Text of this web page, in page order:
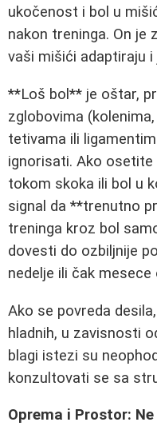
ukočenost i bol u
nakon treninga. On je
vaši mišići adaptiraju i
**Loš bol** je oštar,
zglobovima
tetivama ili
ignorisati. Ako
tokom skoka ili bol u
signal da **trenutno
treninga kroz bol
dovesti do ozbiljnije
nedelje ili čak mesece
Ako se povreda
hladnih, u zavisnosti
blagi istezi su
konzultovati se sa
Oprema i Prostor: